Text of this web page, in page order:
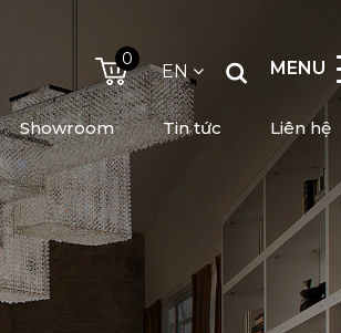
MENU
EN
0
Showroom Tin tức Liên hệ